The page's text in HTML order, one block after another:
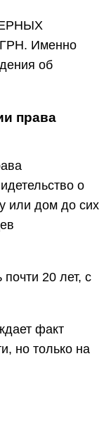
Именно
об
права
о
или дом до сих
20 лет, с
факт
но только на